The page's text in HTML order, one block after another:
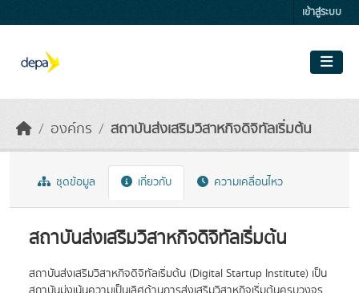
เข้าสู่ระบบ
องค์กร สถาบันส่งเสริมวิสาหกิจดิจิทัลเริ่มต้น
ชุดข้อมูล เกี่ยวกับ ความเคลื่อนไหว
สถาบันส่งเสริมวิสาหกิจดิจิทัลเริ่มต้น
สถาบันส่งเสริมวิสาหกิจดิจิทัลเริ่มต้น (Digital Startup Institute) เป็น